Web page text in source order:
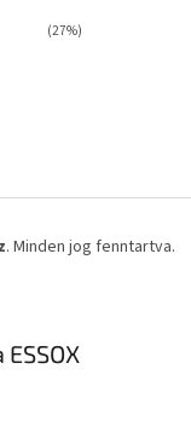
(27%)
. Minden jog fenntartva.